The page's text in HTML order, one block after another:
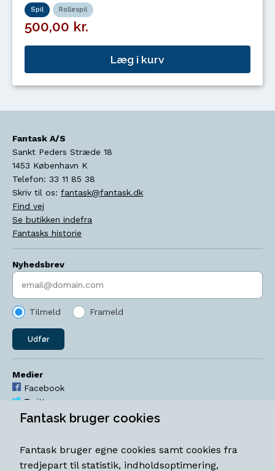
Spil Rollespil
500,00 kr.
Læg i kurv
Fantask A/S
Sankt Peders Stræde 18
1453 København K
Telefon: 33 11 85 38
Skriv til os: fantask@fantask.dk
Find vej
Se butikken indefra
Fantasks historie
Nyhedsbrev
Indtast søgeord
Tilmeld Frameld
Udfør
Medier
Facebook
Twitter
YouTube
Åbningstider
Fantask bruger cookies
Fantask bruger egne cookies samt cookies fra
tredjepart til statistik, indholdsoptimering,